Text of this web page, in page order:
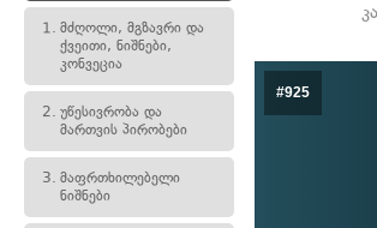
1. მძღოლი, მგზავრი და
ქვეითი, ნიშნები,
კონვეცია
2. უწესივრობა და
მართვის პირობები
3. მაფრთხილებელი
ნიშნები
#925